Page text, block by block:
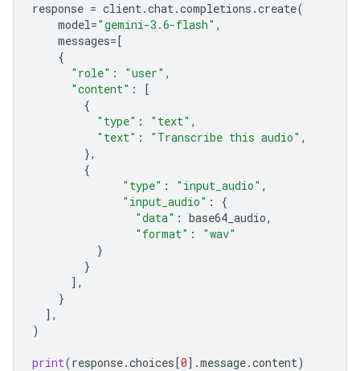
response = client.chat.completions .create(
model="gemini-3.6-flash" ,
messages=[
{
"role" : "user" ,
"content" :
[
{
"type" : "text" ,
"text" : "Transcribe this audio" ,
},
{
"type" : "input_audio" ,
"input_audio" :
{
"data" : base64_audio,
"format" :
"wav"
}
}
],
}
],
)
print(response.choices[0] .message.content)